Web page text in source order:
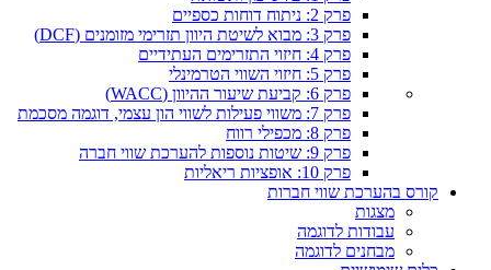
פרק 2: ניתוח דוחות כספיים
פרק 3: מבוא לשיטת היוון תזרימי מזומנים (DCF)
פרק 4: חיזוי התזרימים העתידיים
פרק 5: חיזוי השווי הטרמינלי
פרק 6: קביעת שיעור ההיוון (WACC)
פרק 7: משווי פעילות לשווי הון עצמי, דוגמה מסכמת
פרק 8: מכפילי רווח
פרק 9: שיטות נוספות להערכת שווי חברה
פרק 10: אופציות ריאליות
קורס בהערכת שווי חברות
מצגות
עבודות לדוגמה
מבחנים לדוגמה